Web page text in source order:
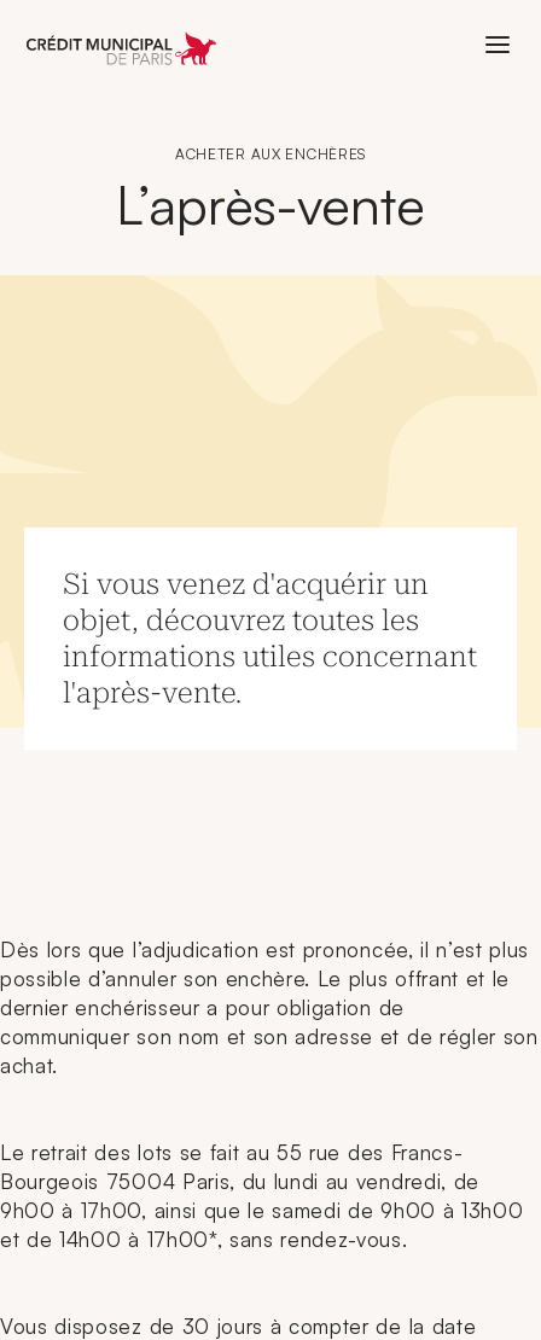
Aller à l'accueil de Crédit Municipal
ACHETER AUX ENCHÈRES
L’après-vente
Si vous venez d'acquérir un
objet, découvrez toutes les
informations utiles concernant
l'après-vente.
Dès lors que l’adjudication est prononcée, il n’est plus
possible d’annuler son enchère. Le plus offrant et le
dernier enchérisseur a pour obligation de
communiquer son nom et son adresse et de régler son
achat.
Le retrait des lots se fait au 55 rue des Francs-
Bourgeois 75004 Paris, du lundi au vendredi, de
9h00 à 17h00, ainsi que le samedi de 9h00 à 13h00
et de 14h00 à 17h00*, sans rendez-vous.
Vous disposez de 30 jours à compter de la date